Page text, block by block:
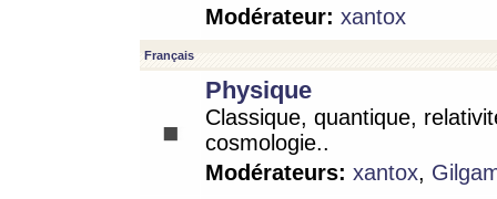
Modérateur: xantox
Français
Physique
Classique, quantique,
cosmologie..
Modérateurs: xantox,